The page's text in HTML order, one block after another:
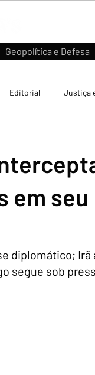
Geopolítica e Defesa
Editorial Justiça
em seu
diplomático; Irã
segue sob